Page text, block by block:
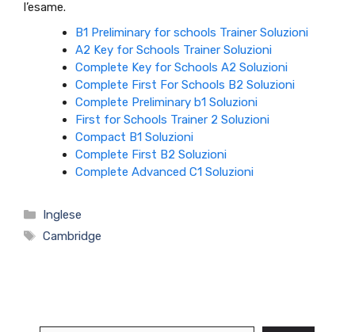
l’esame.
B1 Preliminary for schools Trainer Soluzioni
A2 Key for Schools Trainer Soluzioni
Complete Key for Schools A2 Soluzioni
Complete First For Schools B2 Soluzioni
Complete Preliminary b1 Soluzioni
First for Schools Trainer 2 Soluzioni
Compact B1 Soluzioni
Complete First B2 Soluzioni
Complete Advanced C1 Soluzioni
Categorie
Inglese
Tag
Cambridge